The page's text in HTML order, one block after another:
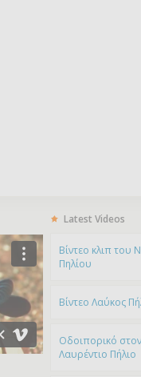
Latest Videos
Bίντεο κλιπ του
Πηλίου
Βίντεο Λαύκος
Οδοιπορικό
Λαυρέντιο Πήλιο